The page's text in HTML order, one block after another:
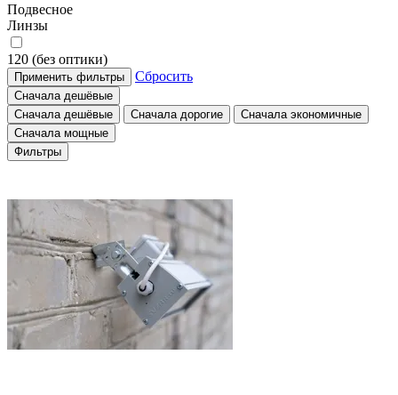
Подвесное
Линзы
120 (без оптики)
Применить фильтры Сбросить
Сначала дешёвые
Сначала дешёвые
Сначала дорогие
Сначала экономичные
Сначала мощные
Фильтры